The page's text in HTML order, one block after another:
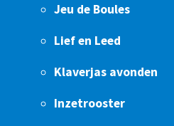
Jeu de Boules
Lief en Leed
Klaverjas avonden
Inzetrooster